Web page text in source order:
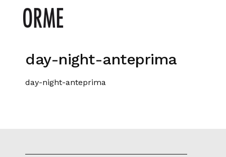
day-night-anteprima
day-night-anteprima